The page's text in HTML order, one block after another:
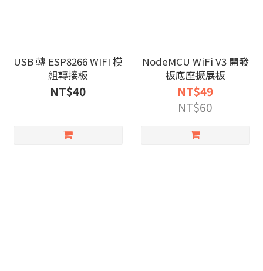
USB 轉 ESP8266 WIFI 模
組轉接板
NT$40
NodeMCU WiFi V3 開發
板底座擴展板
NT$49
NT$60